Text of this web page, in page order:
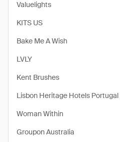
Valuelights
KITS US
Bake Me A Wish
LVLY
Kent Brushes
Lisbon Heritage Hotels Portugal
Woman Within
Groupon Australia